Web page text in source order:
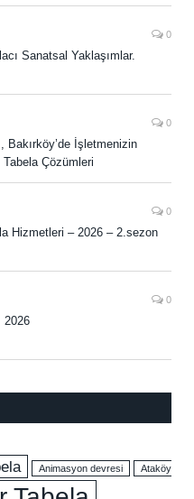
0
Sanatsal Yaklaşımlar.
0
Bakırköy’de İşletmenizin
Tabela Çözümleri
0
Hizmetleri – 2026 – 2.sezon
0
2026
Animasyon devresi Ataköy